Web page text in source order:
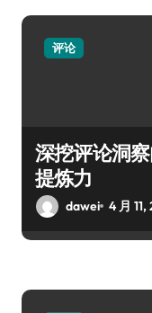
评论
深挖评论洞
提炼力
dawei 4 月